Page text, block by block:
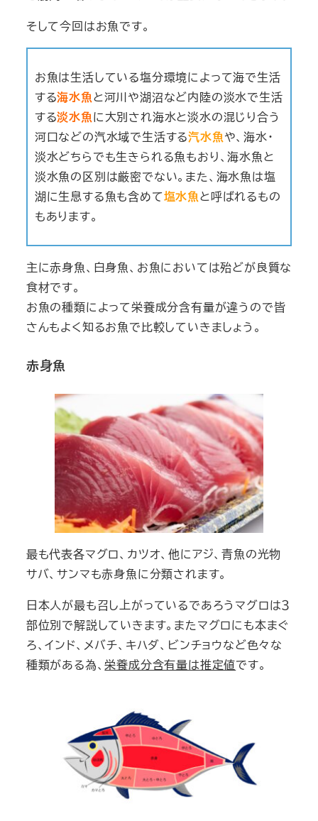
そして今回はお魚です。
お魚は生活している塩分環境によって海で生活
する海水魚と河川や湖沼など内陸の淡水で生活
する淡水魚に大別され海水と淡水の混じり合う
河口などの汽水域で生活する汽水魚や、海水・
淡水どちらでも生きられる魚もおり、海水魚と
淡水魚の区別は厳密でない。また、海水魚は塩
湖に生息する魚も含めて塩水魚と呼ばれるもの
もあります。
主に赤身魚、白身魚、お魚においては殆どが良質な
食材です。
お魚の種類によって栄養成分含有量が違うので皆
さんもよく知るお魚で比較していきましょう。
赤身魚
最も代表各マグロ、カツオ、他にアジ、青魚の光物
サバ、サンマも赤身魚に分類されます。
日本人が最も召し上がっているであろうマグロは３
部位別で解説していきます。またマグロにも本まぐ
ろ、インド、メバチ、キハダ、ビンチョウなど色々な
種類がある為、栄養成分含有量は推定値です。